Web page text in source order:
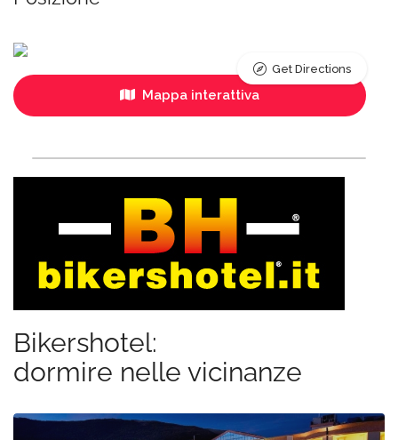
Mappa interattiva
Get Directions
Bikershotel:
dormire nelle vicinanze